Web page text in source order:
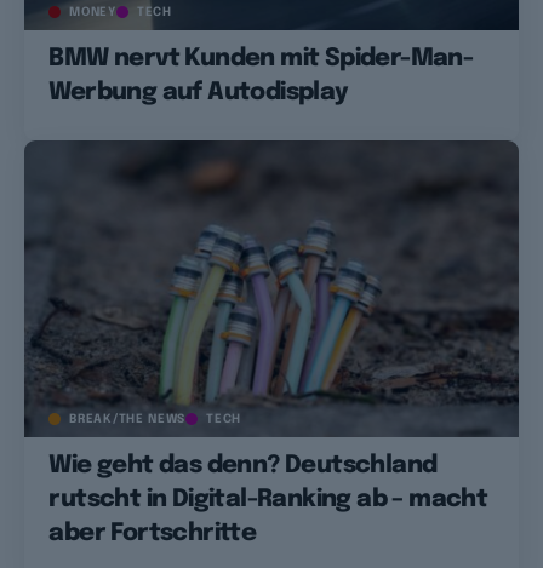
MONEY TECH
BMW nervt Kunden mit Spider-Man-
Werbung auf Autodisplay
BREAK/THE NEWS TECH
Wie geht das denn? Deutschland
rutscht in Digital-Ranking ab – macht
aber Fortschritte